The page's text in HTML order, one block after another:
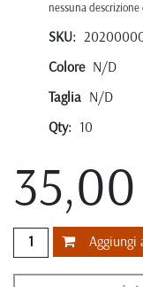
nessuna
SKU:
Colore N/D
Taglia N/D
Qty: 10
Aggiungi